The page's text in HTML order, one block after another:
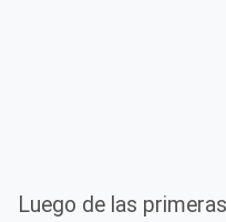
Luego de las